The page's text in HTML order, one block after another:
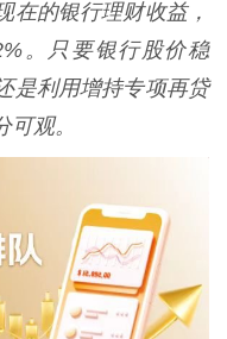
在的银行理财收益，
。只要银行股价稳
是利用增持专项再贷
观。